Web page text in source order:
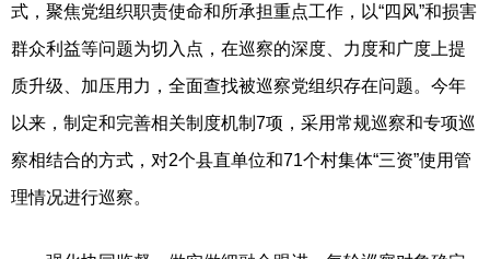
式，聚焦党组织职责使命和所承担重点工作，以“四风”和损害
群众利益等问题为切入点，在巡察的深度、力度和广度上提
质升级、加压用力，全面查找被巡察党组织存在问题。今年
以来，制定和完善相关制度机制7项，采用常规巡察和专项巡
察相结合的方式，对2个县直单位和71个村集体“三资”使用管
理情况进行巡察。